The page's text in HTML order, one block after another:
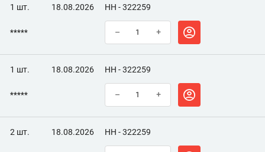
1 шт. 18.08.2026 НН - 322259
***** – +
1 шт. 18.08.2026 НН - 322259
***** – +
2 шт. 18.08.2026 НН - 322259